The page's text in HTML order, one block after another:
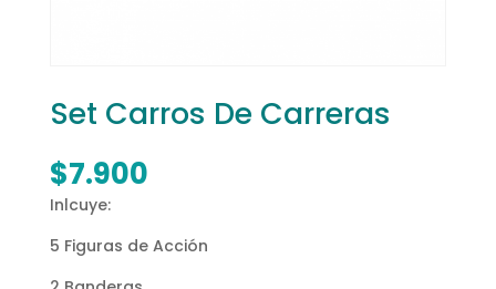
Set Carros De Carreras
$7.900
Inlcuye:
5 Figuras de Acción